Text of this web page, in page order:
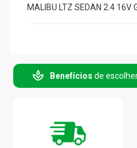
MALIBU LTZ SEDAN 2.4 16V
Benefícios de